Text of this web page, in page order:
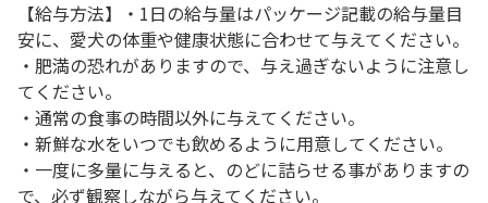
【給与方法】・1日の給与量はパッケージ記載の給与量目
安に、愛犬の体重や健康状態に合わせて与えてください。
・肥満の恐れがありますので、与え過ぎないように注意し
てください。
・通常の食事の時間以外に与えてください。
・新鮮な水をいつでも飲めるように用意してください。
・一度に多量に与えると、のどに詰らせる事がありますの
で、必ず観察しながら与えてください。